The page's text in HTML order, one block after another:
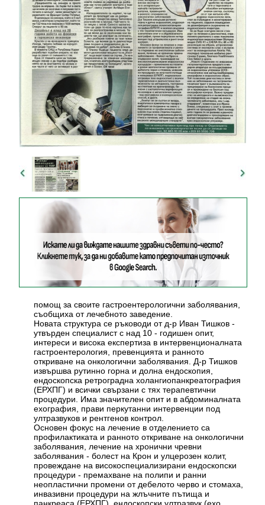
помощ за своите гастроентерологични заболявания,
съобщиха от лечебното заведение.
Новата структура се ръководи от д-р Иван Тишков -
утвърден специалист с над 10 - годишен опит,
интереси и висока експертиза в интервенционалната
гастроентерология, превенцията и ранното
откриване на онкологични заболявания. Д-р Тишков
извършва рутинно горна и долна ендоскопия,
ендоскопска ретроградна холангиопанкреатография
(ЕРХПГ) и всички свързани с тях терапевтични
процедури. Има значителен опит и в абдоминалната
ехография, прави перкутанни интервенции под
ултразвуков и рентгенов контрол.
Основен фокус на лечение в отделението са
профилактиката и ранното откриване на онкологични
заболявания, лечение на хронични чревни
заболявания - болест на Крон и улцерозен колит,
провеждане на високоспециализирани ендоскопски
процедури - премахване на полипи и ранни
неопластични промени от дебелото черво и стомаха,
инвазивни процедури на жлъчните пътища и
панкреаса (ЕРХПГ), ендоскопски ултразвук (ехо